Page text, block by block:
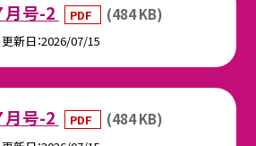
号-2 PDF (484 KB)
更新日 2026/07/15
号-2 PDF (484 KB)